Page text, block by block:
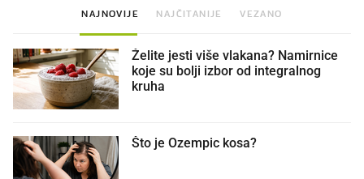
NAJNOVIJE NAJČITANIJE VEZANO
Želite jesti više vlakana? Namirnice
koje su bolji izbor od integralnog
kruha
Što je Ozempic kosa?